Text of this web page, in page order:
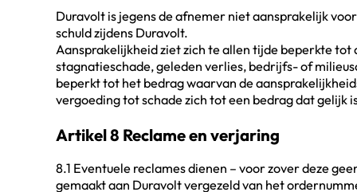
Duravolt is jegens de afnemer niet aansprakelijk
schuld zijdens Duravolt.
Aansprakelijkheid ziet zich te allen tijde beperkte
stagnatieschade, geleden verlies, bedrijfs- of
beperkt tot het bedrag waarvan de
vergoeding tot schade zich tot een bedrag dat
Artikel 8 Reclame en verjaring
8.1 Eventuele reclames dienen – voor zover deze
gemaakt aan Duravolt vergezeld van het